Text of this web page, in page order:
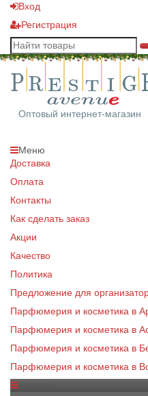
Вход
Регистрация
Оптовый интернет-магазин
Меню
Доставка
Оплата
Контакты
Как сделать заказ
Акции
Качество
Политика
Предложение для
Парфюмерия и косметика в
Парфюмерия и косметика в
Парфюмерия и косметика в
Парфюмерия и косметика в